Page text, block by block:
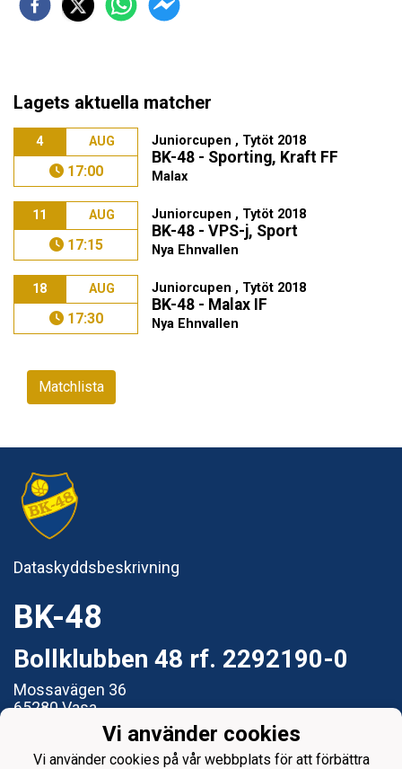
Lagets aktuella matcher
4 AUG
17:00
Juniorcupen , Tytöt 2018
BK-48 - Sporting, Kraft FF
Malax
11 AUG
17:15
Juniorcupen , Tytöt 2018
BK-48 - VPS-j, Sport
Nya Ehnvallen
18 AUG
17:30
Juniorcupen , Tytöt 2018
BK-48 - Malax IF
Nya Ehnvallen
Matchlista
Dataskyddsbeskrivning
BK-48
Bollklubben 48 rf. 2292190-0
Mossavägen 36
65280 Vasa
e-post: styrelsen@bk48.fi
Vi använder cookies
Vi använder cookies på vår webbplats för att förbättra